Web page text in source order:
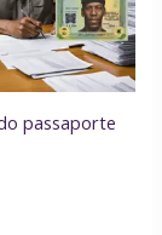
passaporte